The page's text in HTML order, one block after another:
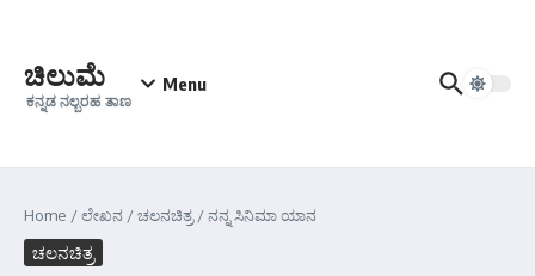
ಚಿಲುಮೆ
ಕನ್ನಡ ನಲ್ಬರಹ ತಾಣ
Menu
Home /ಲೇಖನ /ಚಲನಚಿತ್ರ/ನನ್ನ ಸಿನಿಮಾ ಯಾನ
ಚಲನಚಿತ್ರ